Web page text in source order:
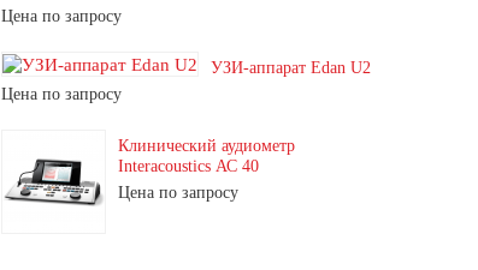
Цена по запросу
УЗИ-аппарат Edan U2
Цена по запросу
Клинический аудиометр
Interacoustics АС 40
Цена по запросу